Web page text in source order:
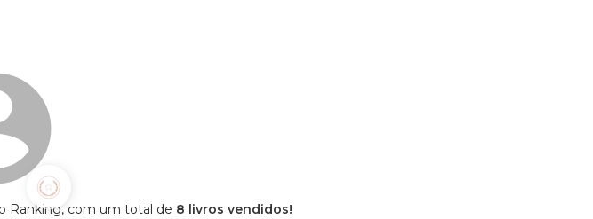
Ranking, com um total de 8 livros vendidos!